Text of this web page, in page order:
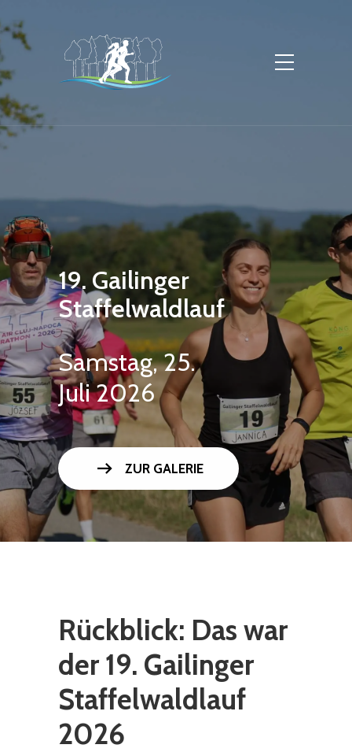
19. Gailinger
Staffelwaldlauf
Samstag, 25.
Juli 2026
arrow_right_alt ZUR GALERIE
Rückblick: Das war
der 19. Gailinger
Staffelwaldlauf
2026